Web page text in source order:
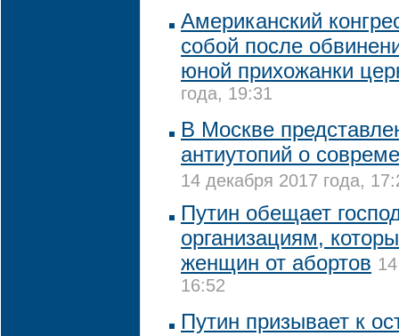
Американский
собой после
юной прихожанки
года, 19:31
В Москве
антиутопий о
14 декабря 2017 года,
Путин обещает
организациям,
женщин от абортов
16:52
Путин призывает к